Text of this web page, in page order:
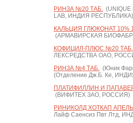
РИНЗА №20 ТАБ.(UNIQUE
LAB, ИНДИЯ РЕСПУБЛИКА)
КАЛЬЦИЯ ГЛЮКОНАТ 10%
(АРМАВИРСКАЯ
КОФИЦИЛ-ПЛЮС №20 ТАБ.
ЛЕКСРЕДСТВА ОАО,
РИНЗА №4 ТАБ.(Юник
(Отделение Дж.Б. Ке,
ПЛАТИФИЛЛИН И
(ВИФИТЕХ ЗАО, РОССИЯ)
РИНИКОЛД ХОТКАП
Лайф Саенсиз Пвт Лтд,